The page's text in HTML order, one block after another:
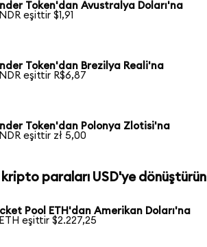
Token'dan Avustralya Doları'na
eşittir $1,91
Token'dan Brezilya Reali'na
eşittir R$6,87
Token'dan Polonya Zlotisi'na
eşittir zł 5,00
kripto paraları USD'ye dönüştürün
Pool ETH'dan Amerikan Doları'na
eşittir $2.227,25